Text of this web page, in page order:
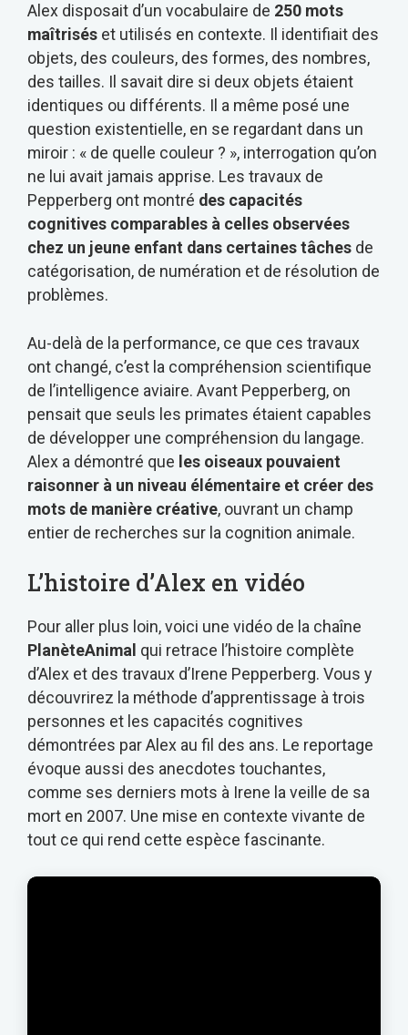
Alex disposait d’un vocabulaire de 250 mots
maîtrisés et utilisés en contexte. Il identifiait des
objets, des couleurs, des formes, des nombres,
des tailles. Il savait dire si deux objets étaient
identiques ou différents. Il a même posé une
question existentielle, en se regardant dans un
miroir : « de quelle couleur ? », interrogation qu’on
ne lui avait jamais apprise. Les travaux de
Pepperberg ont montré des capacités
cognitives comparables à celles observées
chez un jeune enfant dans certaines tâches de
catégorisation, de numération et de résolution de
problèmes.
Au-delà de la performance, ce que ces travaux
ont changé, c’est la compréhension scientifique
de l’intelligence aviaire. Avant Pepperberg, on
pensait que seuls les primates étaient capables
de développer une compréhension du langage.
Alex a démontré que les oiseaux pouvaient
raisonner à un niveau élémentaire et créer des
mots de manière créative, ouvrant un champ
entier de recherches sur la cognition animale.
L’histoire d’Alex en vidéo
Pour aller plus loin, voici une vidéo de la chaîne
PlanèteAnimal qui retrace l’histoire complète
d’Alex et des travaux d’Irene Pepperberg. Vous y
découvrirez la méthode d’apprentissage à trois
personnes et les capacités cognitives
démontrées par Alex au fil des ans. Le reportage
évoque aussi des anecdotes touchantes,
comme ses derniers mots à Irene la veille de sa
mort en 2007. Une mise en contexte vivante de
tout ce qui rend cette espèce fascinante.